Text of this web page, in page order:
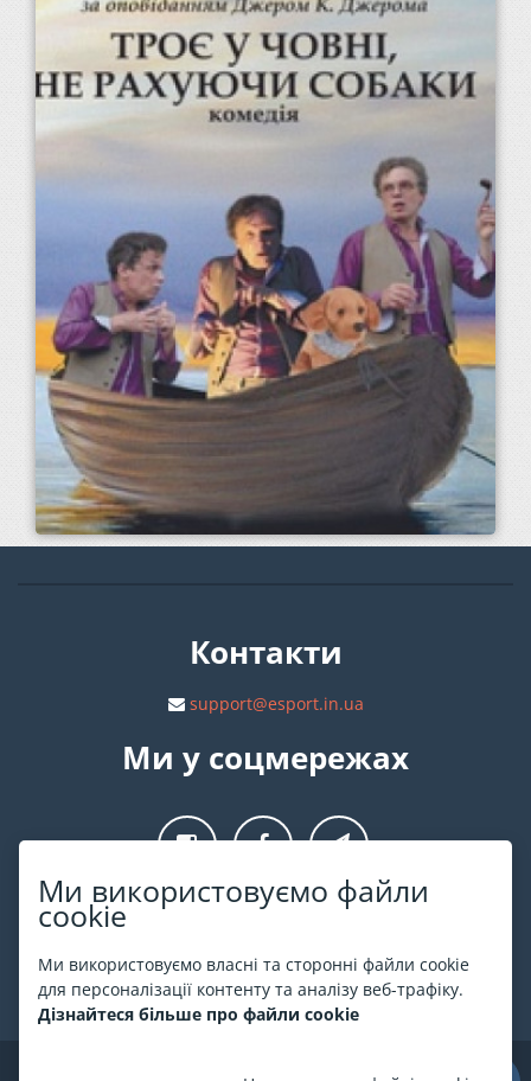
Ми використовуємо файли
cookie
Ми використовуємо власні та сторонні файли cookie
для персоналізації контенту та аналізу веб-трафіку.
Дізнайтеся більше про файли cookie
Контакти
support@esport.in.ua
Ми у соцмережах
Про ESPORT.in.ua
На ESPORT.in.ua представлена афіша Києва та інших міст
України. Всі квитки продаються офіційно. Ми працюємо
безпосередньо з касами.